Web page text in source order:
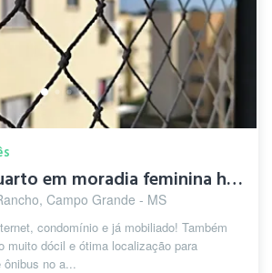
Aluguel de quarto em moradia feminina há...
Campo Grande - MS
condomínio e já mobiliado! Também
muito dócil e ótima localização para
ônibus no a...